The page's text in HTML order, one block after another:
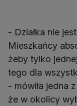
- Działka nie
Mieszkańcy
żeby tylko
tego dla
- mówiła jedna
że w okolicy